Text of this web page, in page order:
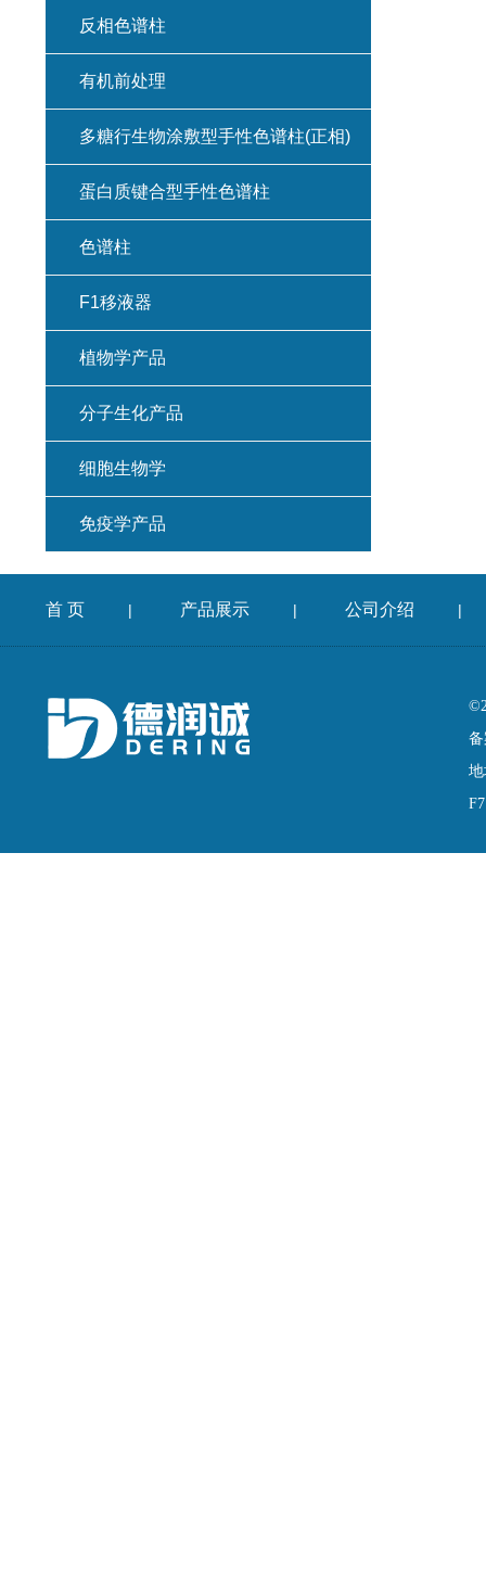
反相色谱柱
有机前处理
多糖行生物涂敷型手性色谱柱(正相)
蛋白质键合型手性色谱柱
色谱柱
F1移液器
植物学产品
分子生化产品
细胞生物学
免疫学产品
首 页 | 产品展示 | 公司介绍 |
备